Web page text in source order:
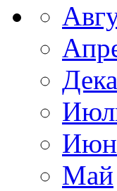
Май